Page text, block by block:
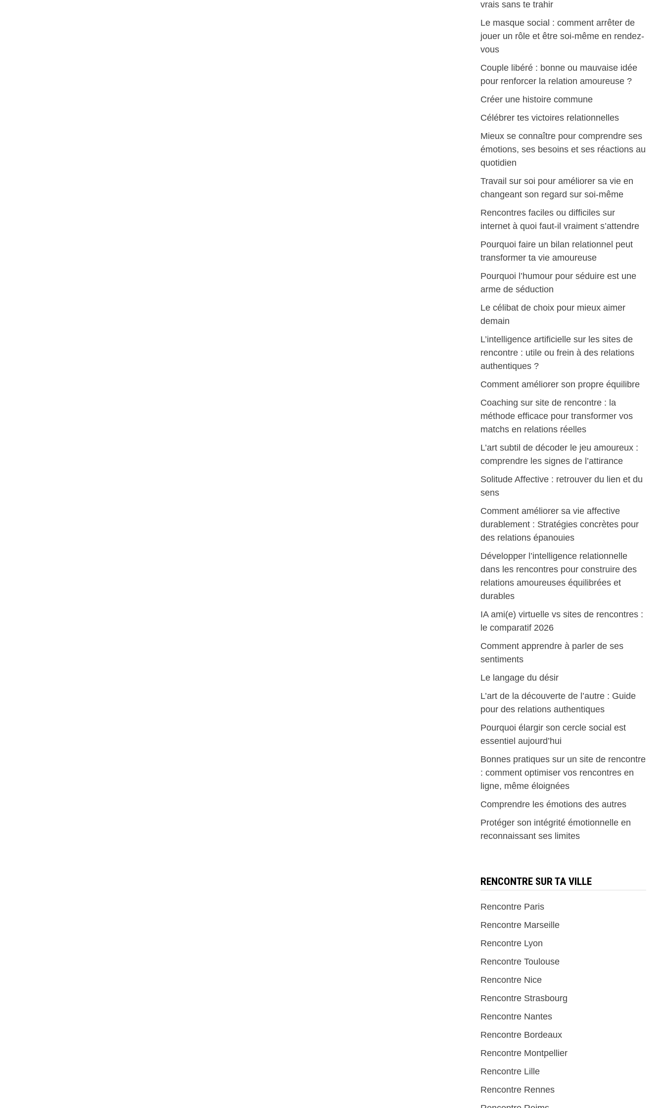
vrais sans te trahir
Le masque social : comment arrêter de
jouer un rôle et être soi-même en rendez-
vous
Couple libéré : bonne ou mauvaise idée
pour renforcer la relation amoureuse ?
Créer une histoire commune
Célébrer tes victoires relationnelles
Mieux se connaître pour comprendre ses
émotions, ses besoins et ses réactions au
quotidien
Travail sur soi pour améliorer sa vie en
changeant son regard sur soi-même
Rencontres faciles ou difficiles sur
internet à quoi faut-il vraiment s’attendre
Pourquoi faire un bilan relationnel peut
transformer ta vie amoureuse
Pourquoi l’humour pour séduire est une
arme de séduction
Le célibat de choix pour mieux aimer
demain
L’intelligence artificielle sur les sites de
rencontre : utile ou frein à des relations
authentiques ?
Comment améliorer son propre équilibre
Coaching sur site de rencontre : la
méthode efficace pour transformer vos
matchs en relations réelles
L’art subtil de décoder le jeu amoureux :
comprendre les signes de l’attirance
Solitude Affective : retrouver du lien et du
sens
Comment améliorer sa vie affective
durablement : Stratégies concrètes pour
des relations épanouies
Développer l’intelligence relationnelle
dans les rencontres pour construire des
relations amoureuses équilibrées et
durables
IA ami(e) virtuelle vs sites de rencontres :
le comparatif 2026
Comment apprendre à parler de ses
sentiments
Le langage du désir
L’art de la découverte de l’autre : Guide
pour des relations authentiques
Pourquoi élargir son cercle social est
essentiel aujourd’hui
Bonnes pratiques sur un site de rencontre
: comment optimiser vos rencontres en
ligne, même éloignées
Comprendre les émotions des autres
Protéger son intégrité émotionnelle en
reconnaissant ses limites
RENCONTRE SUR TA VILLE
Rencontre Paris
Rencontre Marseille
Rencontre Lyon
Rencontre Toulouse
Rencontre Nice
Rencontre Strasbourg
Rencontre Nantes
Rencontre Bordeaux
Rencontre Montpellier
Rencontre Lille
Rencontre Rennes